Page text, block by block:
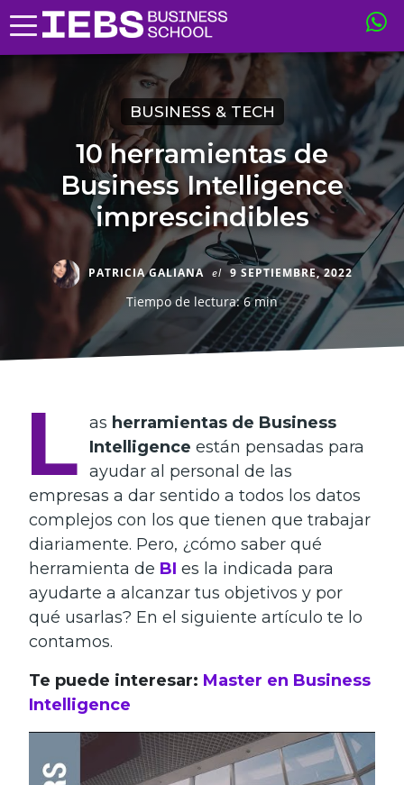
BUSINESS & TECH
10 herramientas de
Business Intelligence
imprescindibles
PATRICIA GALIANA el 9 SEPTIEMBRE, 2022
Tiempo de lectura: 6 min
L as herramientas de Business
Intelligence están pensadas para
ayudar al personal de las
empresas a dar sentido a todos los datos
complejos con los que tienen que trabajar
diariamente. Pero, ¿cómo saber qué
herramienta de BI es la indicada para
ayudarte a alcanzar tus objetivos y por
qué usarlas? En el siguiente artículo te lo
contamos.
Te puede interesar: Master en Business
Intelligence